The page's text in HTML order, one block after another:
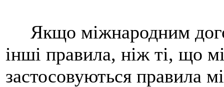
Якщо міжнародним
інші правила, ніж ті, що
застосовуються правила